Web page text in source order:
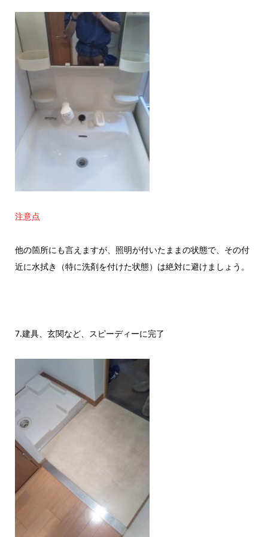
注意点
他の箇所にも言えますが、照明が付いたままの状態で、その付
近に水拭き（特に洗剤を付けた状態）は絶対に避けましょう。
7.建具、玄関など、スピーディーに完了